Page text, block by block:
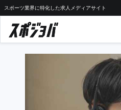
スポーツ業界に特化した求人メディアサイト